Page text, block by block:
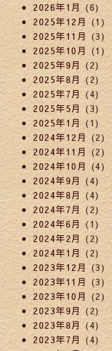
2026年1月 (6)
2025年12月 (1)
2025年11月 (3)
2025年10月 (1)
2025年9月 (2)
2025年8月 (2)
2025年7月 (4)
2025年5月 (3)
2025年1月(1)
2024年12月 (2)
2024年11月 (2)
2024年10月 (4)
2024年9月(4)
2024年8月(4)
2024年7月 (2)
2024年6月 (1)
2024年2月(2)
2024年1月(2)
2023年12月(3)
2023年11月 (3)
2023年10月 (2)
2023年9月(2)
2023年8月 (4)
2023年7月 (4)